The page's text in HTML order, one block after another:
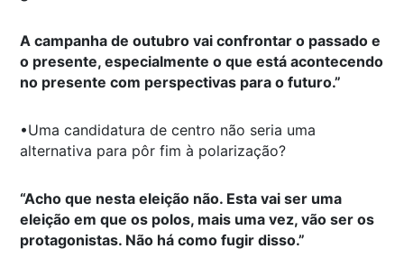
A campanha de outubro vai confrontar o passado e
o presente, especialmente o que está acontecendo
no presente com perspectivas para o futuro.”
•Uma candidatura de centro não seria uma
alternativa para pôr fim à polarização?
“Acho que nesta eleição não. Esta vai ser uma
eleição em que os polos, mais uma vez, vão ser os
protagonistas. Não há como fugir disso.”